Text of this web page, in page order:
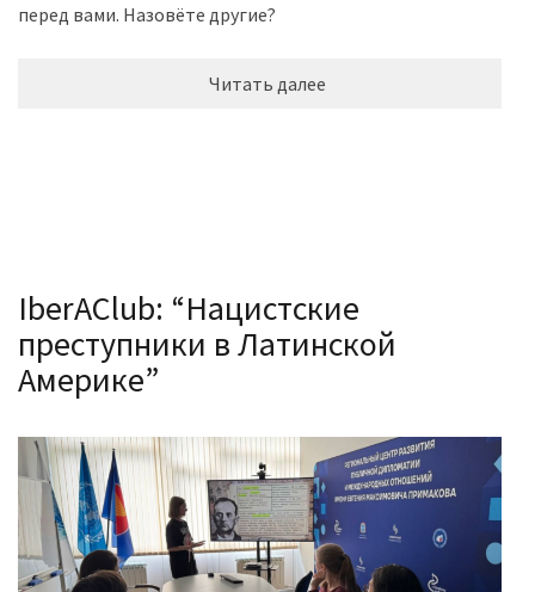
перед вами. Назовёте другие?
Читать далее
IberAClub: “Нацистские
преступники в Латинской
Америке”